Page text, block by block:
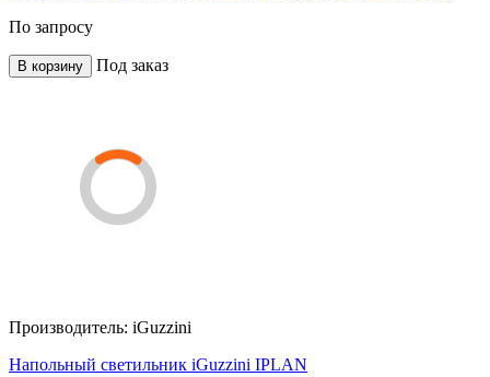
По запросу
В корзину Под заказ
Производитель: iGuzzini
Напольный светильник iGuzzini IPLAN